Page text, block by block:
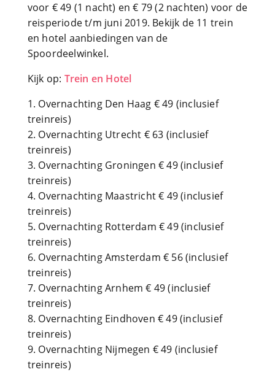
voor € 49 (1 nacht) en € 79 (2 nachten) voor de
reisperiode t/m juni 2019. Bekijk de 11 trein
en hotel aanbiedingen van de
Spoordeelwinkel.
Kijk op: Trein en Hotel
Overnachting Den Haag € 49 (inclusief
treinreis)
Overnachting Utrecht € 63 (inclusief
treinreis)
Overnachting Groningen € 49 (inclusief
treinreis)
Overnachting Maastricht € 49 (inclusief
treinreis)
Overnachting Rotterdam € 49 (inclusief
treinreis)
Overnachting Amsterdam € 56 (inclusief
treinreis)
Overnachting Arnhem € 49 (inclusief
treinreis)
Overnachting Eindhoven € 49 (inclusief
treinreis)
Overnachting Nijmegen € 49 (inclusief
treinreis)